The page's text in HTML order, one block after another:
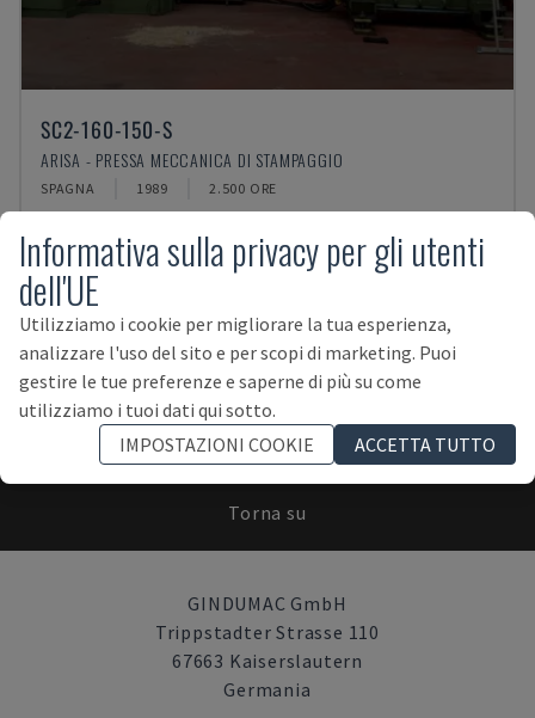
SC2-160-150-S
ARISA - PRESSA MECCANICA DI STAMPAGGIO
SPAGNA 1989 2.500 ORE
ISCRIVITI ALLA NEWSLETTER!
Torna su
GINDUMAC GmbH
Trippstadter Strasse 110
67663 Kaiserslautern
Germania
Informativa sulla privacy per gli utenti
dell'UE
Utilizziamo i cookie per migliorare la tua esperienza,
analizzare l'uso del sito e per scopi di marketing. Puoi
gestire le tue preferenze e saperne di più su come
utilizziamo i tuoi dati qui sotto.
IMPOSTAZIONI COOKIE
ACCETTA TUTTO